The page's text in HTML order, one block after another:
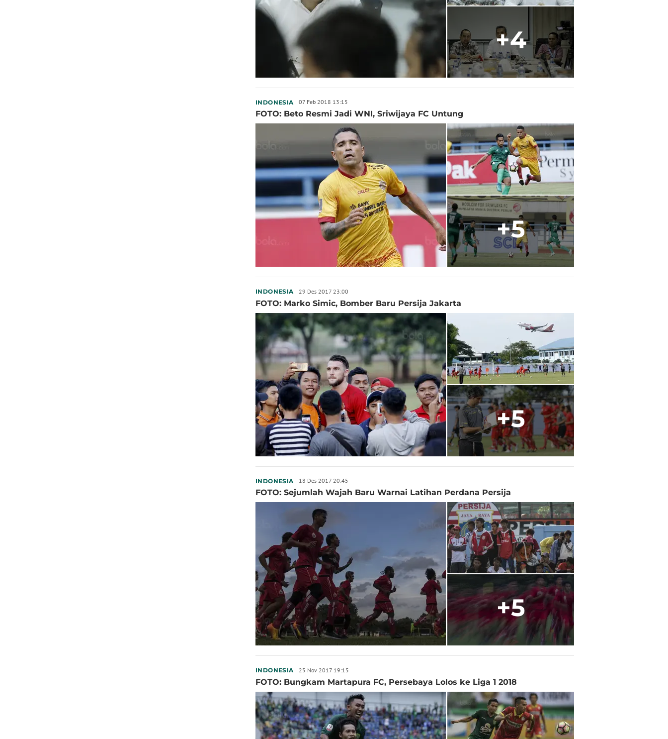
+4
INDONESIA 07 Feb 2018 13:15
FOTO: Beto Resmi Jadi WNI, Sriwijaya FC Untung
+5
INDONESIA 29 Des 2017 23:00
FOTO: Marko Simic, Bomber Baru Persija Jakarta
+5
INDONESIA 18 Des 2017 20:45
FOTO: Sejumlah Wajah Baru Warnai Latihan Perdana Persija
+5
INDONESIA 25 Nov 2017 19:15
FOTO: Bungkam Martapura FC, Persebaya Lolos ke Liga 1 2018